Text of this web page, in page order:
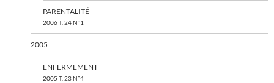
PARENTALITÉ
2006 T. 24 N°1
2005
ENFERMEMENT
2005 T. 23 N°4